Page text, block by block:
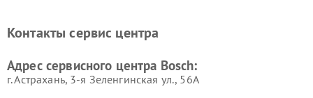
Ремонт сушильных автоматовРемонт морозильных камер
Контакты сервис центра
Адрес сервисного центра Bosch:
г. Астрахань, 3-я Зеленгинская ул., 56А